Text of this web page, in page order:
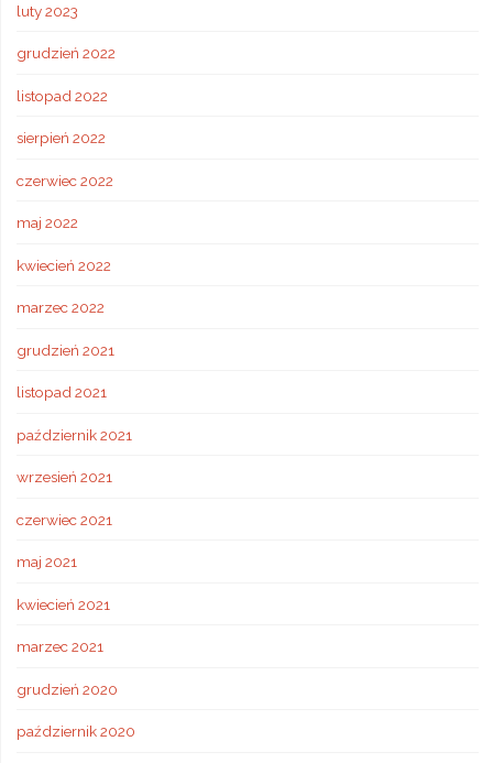
luty 2023
grudzień 2022
listopad 2022
sierpień 2022
czerwiec 2022
maj 2022
kwiecień 2022
marzec 2022
grudzień 2021
listopad 2021
październik 2021
wrzesień 2021
czerwiec 2021
maj 2021
kwiecień 2021
marzec 2021
grudzień 2020
październik 2020